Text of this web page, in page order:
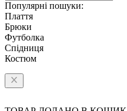
Популярні пошуки:
Плаття
Брюки
Футболка
Спідниця
Костюм